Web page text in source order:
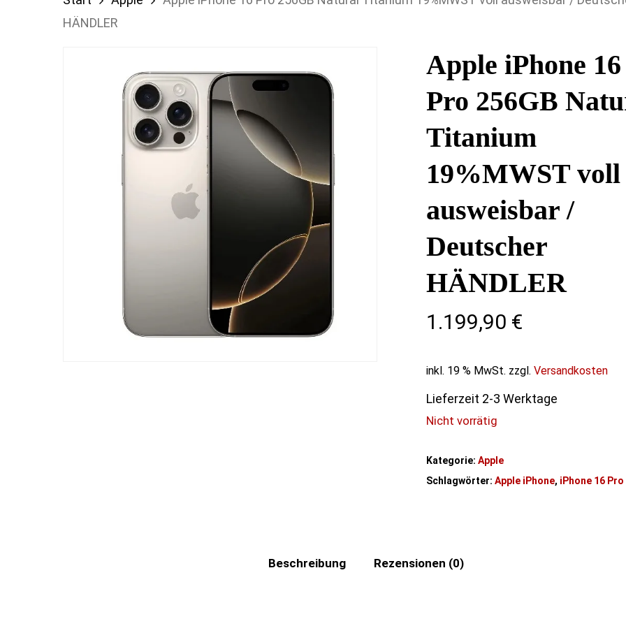
HÄNDLER
Apple iPhone 16
Pro 256GB
Titanium
19%MWST voll
ausweisbar /
Deutscher
HÄNDLER
1.199,90 €
inkl. 19 % MwSt. zzgl.Versandkosten
Lieferzeit 2-3 Werktage
Nicht vorrätig
Kategorie:Apple
Schlagwörter:Apple iPhone, iPhone 16 Pro
Beschreibung Rezensionen (0)